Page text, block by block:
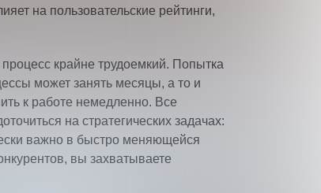
на пользовательские рейтинги,
крайне трудоемкий. Попытка
может занять месяцы, а то и
к работе немедленно. Все
на стратегических задачах:
важно в быстро меняющейся
вы захватываете